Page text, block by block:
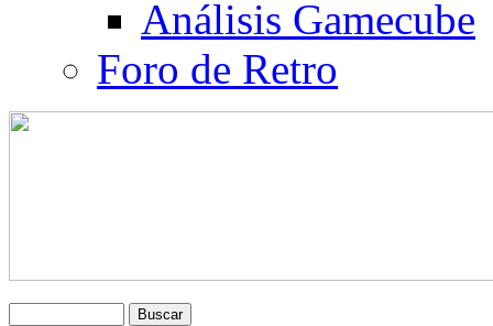
Análisis Gamecube
Foro de Retro